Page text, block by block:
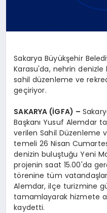
Sakarya Büyükşehir
Karasu'da, nehrin
sahil düzenleme ve
geçiriyor.
SAKARYA (İGFA) –
Başkanı Yusuf Alemdar
verilen Sahil Düzenleme
temeli 26 Nisan
denizin buluştuğu Yeni
projenin saat 15.00'da
törenine tüm
Alemdar, ilçe turizmine
tamamlayarak hizmete
kaydetti.